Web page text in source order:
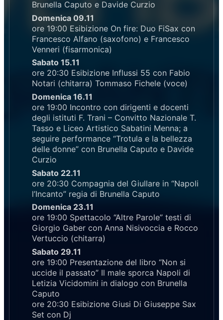
Brunella Caputo e Davide Curzio
Domenica 09.11
ore 19:00 Esibizione On fire: Duo FiSax con
Francesco Alfano (saxofono) e Francesco
Venneri (fisarmonica)
Sabato 15.11
ore 20:30 Esibizione Influssi 55 con Fabio
Notari (chitarra) Tommaso Fichele (voce)
Domenica 16.11
ore 19:00 Incontro con dirigenti e docenti
degli istituti F. Trani – Convitto Nazionale T.
Tasso e Liceo Artistico Sabatini Menna; a
seguire performance “Trotula e la bellezza
delle donne” con Brunella Caputo e Davide
Curzio
Sabato 22.11
ore 20:30 Compagnia del Giullare in “Napoli
l’Incanto” regia di Brunella Caputo
Domenica 23.11
ore 19:00 Spettacolo “Altre Parole” testi di
Giorgio Gaber con Anna Nisivoccia e Rocco
Vertuccio (chitarra)
Sabato 29.11
ore 19:00 Presentazione del libro “Non si
uccide il passato” Il male sporca Napoli di
Letizia Vicidomini in dialogo con Brunella
Caputo
ore 20:30 Esibizione Giusi Di Giuseppe Sax
Set con Dj